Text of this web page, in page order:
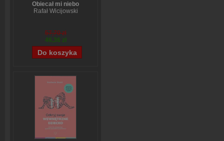
Obiecał mi niebo
Rafał Wicijowski
57,70 zł
46,36 zł